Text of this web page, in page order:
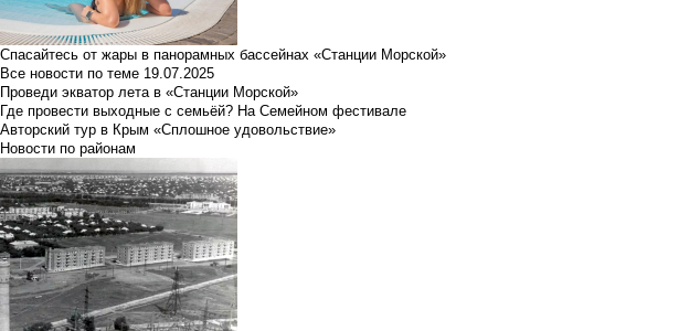
Спасайтесь от жары в панорамных бассейнах «Станции Морской»
Все новости по теме 19.07.2025
Проведи экватор лета в «Станции Морской»
Где провести выходные с семьёй? На Семейном фестивале
Авторский тур в Крым «Сплошное удовольствие»
Новости по районам